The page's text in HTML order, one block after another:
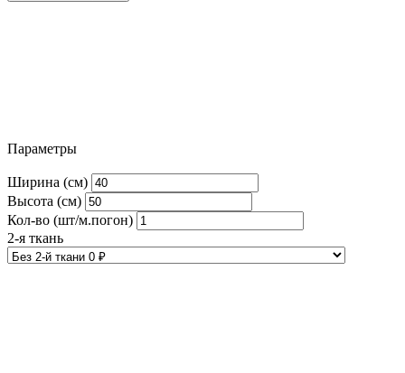
Параметры
Ширина (см)
Высота (см)
Кол-во (шт/м.погон)
2-я ткань